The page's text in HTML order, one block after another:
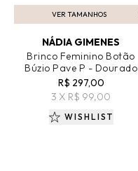
VER TAMANHOS
ADICIONAR AO CARRINHO
NÁDIA GIMENES
Brinco Feminino Botão
Búzio Pave P - Dourado
R$ 297,00
3 X R$ 99,00
WISHLIST